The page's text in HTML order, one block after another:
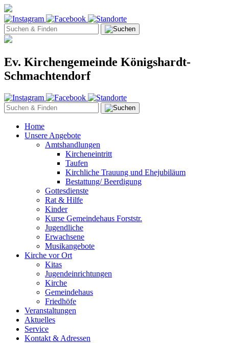
Ev. Kirchengemeinde Königshardt-
Schmachtendorf
Home
Unsere Angebote
Amtshandlungen
Kircheneintritt
Taufen
Kirchliche Trauung und Ehejubiläum
Bestattung/ Beerdigung
Gottesdienste
Rat & Hilfe
Kinder
Kurse Gemeindehaus Forststr.
Jugendliche
Erwachsene
Musikangebote
Kirche vor Ort
Kitas
Jugendeinrichtungen
Kirche
Gemeindehaus
Friedhöfe
Veranstaltungen
Aktuelles
Service
Kontakt & Adressen